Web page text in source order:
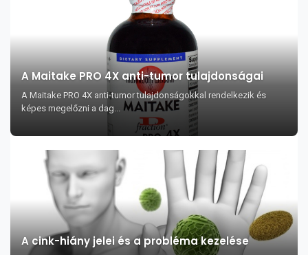
A Maitake PRO 4X anti-tumor tulajdonságai
A Maitake PRO 4X anti-tumor tulajdonságokkal rendelkezik és
képes megelőzni a dag...
A cink-hiány jelei és a probléma kezelése